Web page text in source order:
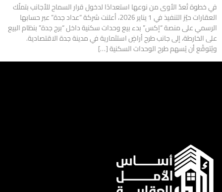
في خطوة تُعدّ الأوى من نوعها استعدادًا لدخول قرار السماح للأجانب بتملّك
العقارات حيّز التنفيذ في 1 يناير 2026، أعلنت شركة “عداد جدة” عبر حسابها
الرسمي على منصة “إكس” بدء بيع وحدات سكنية داخل “برج جدة” بنظام البيع
على الخارطة، إلى جانب طرح أراضٍ استثمارية في مدينة جدة الاقتصادية.
ويُتوقّع أن يُسهم طرح الوحدات السكنية […]